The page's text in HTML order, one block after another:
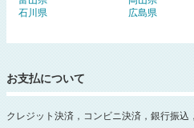
石川県
広島県
お支払について
クレジット決済，コンビニ決済，銀行振込